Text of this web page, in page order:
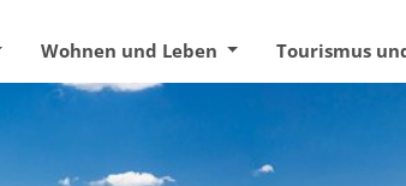
Wohnen und Leben Tourismus